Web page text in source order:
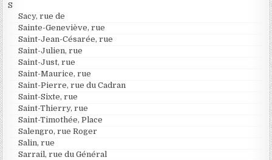
S
Sacy, rue de
Sainte-Geneviève, rue
Saint-Jean-Césarée, rue
Saint-Julien, rue
Saint-Just, rue
Saint-Maurice, rue
Saint-Pierre, rue du Cadran
Saint-Sixte, rue
Saint-Thierry, rue
Saint-Timothée, Place
Salengro, rue Roger
Salin, rue
Sarrail, rue du Général